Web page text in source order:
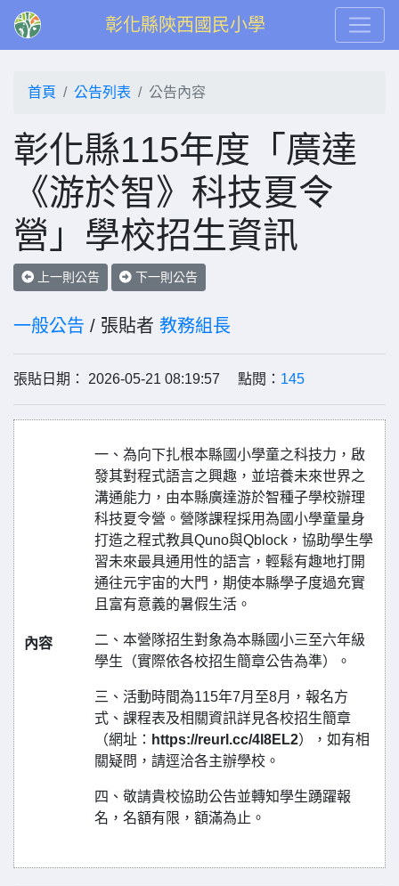
彰化縣陝西國民小學
首頁 公告列表 公告內容
彰化縣115年度「廣達
《游於智》科技夏令
營」學校招生資訊
上一則公告 下一則公告
一般公告 / 張貼者 教務組長
張貼日期： 2026-05-21 08:19:57 點閱： 145
內容
一、為向下扎根本縣國小學童之科技力，啟
發其對程式語言之興趣，並培養未來世界之
溝通能力，由本縣廣達游於智種子學校辦理
科技夏令營。營隊課程採用為國小學童量身
打造之程式教具Quno與Qblock，協助學生學
習未來最具通用性的語言，輕鬆有趣地打開
通往元宇宙的大門，期使本縣學子度過充實
且富有意義的暑假生活。
二、本營隊招生對象為本縣國小三至六年級
學生（實際依各校招生簡章公告為準）。
三、活動時間為115年7月至8月，報名方
式、課程表及相關資訊詳見各校招生簡章
（網址： https://reurl.cc/4l8EL2），如有相
關疑問，請逕洽各主辦學校。
四、敬請貴校協助公告並轉知學生踴躍報
名，名額有限，額滿為止。